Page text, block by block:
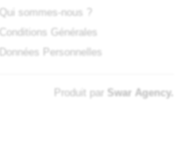
Qui sommes-nous ?
Conditions Générales
Données Personnelles
Produit par Swar Agency.